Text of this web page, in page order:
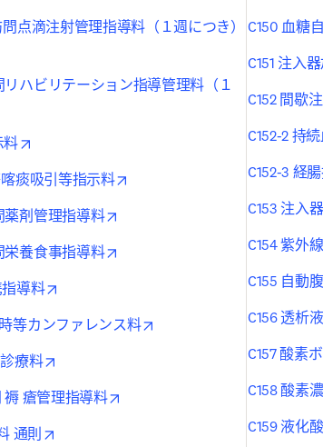
点滴注射管理指導料（１週につき）
ハビリテーション指導管理料（１
料
痰吸引等指示料 opens in new tab/window
剤管理指導料 opens in new tab/window
養食事指導料 opens in new tab/window
導料
等カンファレンス料 opens in new tab/window
療料
褥 瘡管理指導料 opens in new tab/window
通則
C150 血糖
C151 注入
C152 間歇
C152-2 持
C152-3 経
C153 注入
C154 紫外
C155 自動
C156 透析
C157 酸素
C158 酸素
C159 液化